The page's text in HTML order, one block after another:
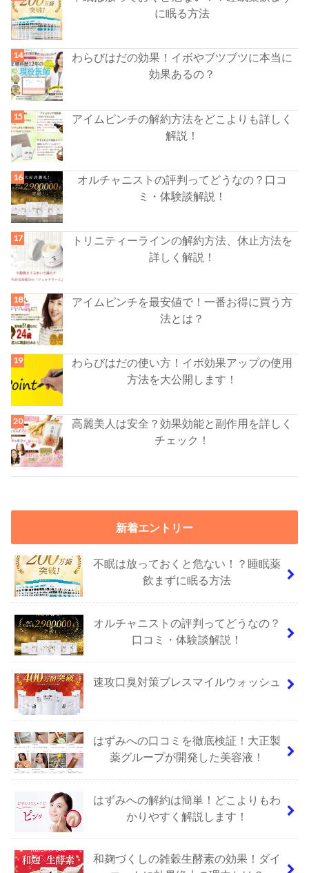
に眠る方法
わらびはだの効果！イボやブツブツに本当に
効果あるの？
アイムピンチの解約方法をどこよりも詳しく
解説！
オルチャニストの評判ってどうなの？口コ
ミ・体験談解説！
トリニティーラインの解約方法、休止方法を
詳しく解説！
アイムピンチを最安値で！一番お得に買う方
法とは？
わらびはだの使い方！イボ効果アップの使用
方法を大公開します！
高麗美人は安全？効果効能と副作用を詳しく
チェック！
新着エントリー
不眠は放っておくと危ない！？睡眠薬
飲まずに眠る方法
オルチャニストの評判ってどうなの？
口コミ・体験談解説！
速攻口臭対策ブレスマイルウォッシュ
はずみへの口コミを徹底検証！大正製
薬グループが開発した美容液！
はずみへの解約は簡単！どこよりもわ
かりやすく解説します！
和麹づくしの雑穀生酵素の効果！ダイ